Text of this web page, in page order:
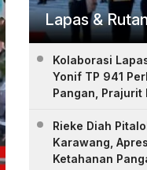
Lapas & Rutan
Kolaborasi
Yonif TP 941
Pangan, Prajurit
Rieke Diah
Karawang,
Ketahanan